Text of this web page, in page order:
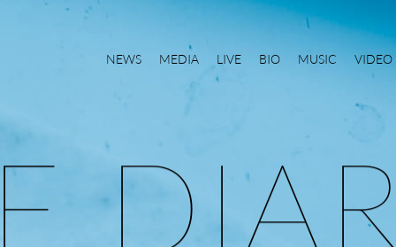
NEWS MEDIA LIVE BIO MUSIC VIDEO
D IA